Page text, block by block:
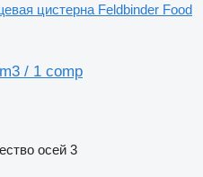
цистерна Feldbinder Food
/ 1 comp
осей 3